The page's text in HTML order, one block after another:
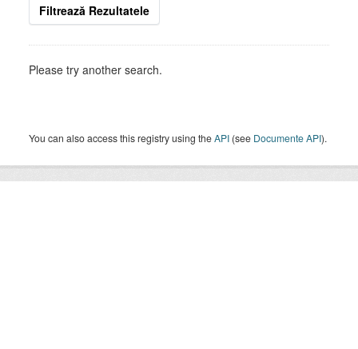
Filtrează Rezultatele
Please try another search.
You can also access this registry using theAPI (see Documente API).